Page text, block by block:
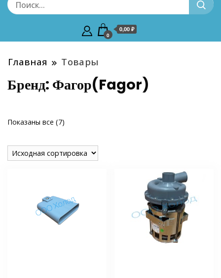
0
0,00 ₽
Главная Товары
Бренд: Фагор(Fagor)
Показаны все (7)